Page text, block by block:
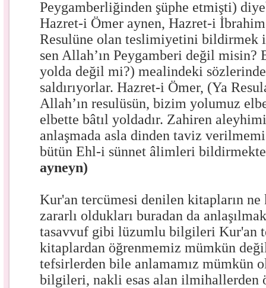
Peygamberliğinden şüphe etmişti)
Hazret-i Ömer aynen, Hazret-i
Resulüne olan teslimiyetini bildirmek
sen Allah’ın Peygamberi değil
yolda değil mi?) mealindeki
saldırıyorlar. Hazret-i Ömer, (Ya
Allah’ın resulüsün, bizim yolumuz
elbette bâtıl yoldadır. Zahiren
anlaşmada asla dinden taviz
bütün Ehl-i sünnet âlimleri
ayneyn)
Kur'an tercümesi denilen kitapların ne
zararlı oldukları buradan da
tasavvuf gibi lüzumlu bilgileri Kur'an
kitaplardan öğrenmemiz mümkün
tefsirlerden bile anlamamız mümkün
bilgileri, nakli esas alan ilmihallerden